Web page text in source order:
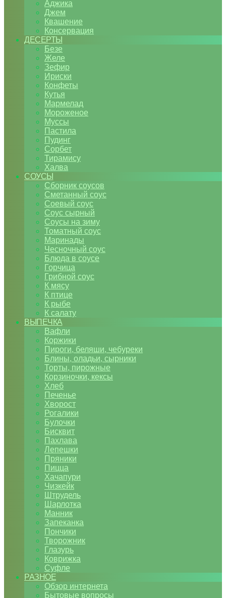
Аджика
Джем
Квашение
Консервация
ДЕСЕРТЫ
Безе
Желе
Зефир
Ириски
Конфеты
Кутья
Мармелад
Мороженое
Муссы
Пастила
Пудинг
Сорбет
Тирамису
Халва
СОУСЫ
Сборник соусов
Сметанный соус
Соевый соус
Соус сырный
Соусы на зиму
Томатный соус
Маринады
Чесночный соус
Блюда в соусе
Горчица
Грибной соус
К мясу
К птице
К рыбе
К салату
ВЫПЕЧКА
Вафли
Коржики
Пироги, беляши, чебуреки
Блины, оладьи, сырники
Торты, пирожные
Корзиночки, кексы
Хлеб
Печенье
Хворост
Рогалики
Булочки
Бисквит
Пахлава
Лепешки
Пряники
Пицца
Хачапури
Чизкейк
Штрудель
Шарлотка
Манник
Запеканка
Пончики
Творожник
Глазурь
Коврижка
Суфле
РАЗНОЕ
Обзор интернета
Бытовые вопросы